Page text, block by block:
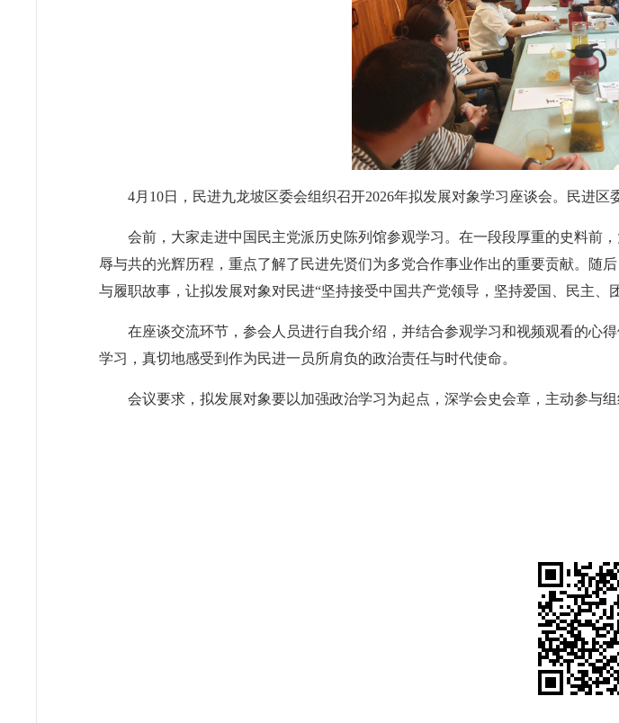
4月10日 ，民进九龙坡区委会组织召开2026年拟发展对象学习座谈会。 民进区
会前，大家走进中国 民主党派历史陈列馆参观学习。 在一段段厚重的史料前，
辱与共的光辉历程，重点了解了民进先贤们为多党合作事业作出的重要贡献。
随
与履职故事，让拟发展对象对民进“坚持接受中国共产党领导，坚持爱国、民主、
在座谈交流环节，参会人员进行自我介绍，并结合参观学习和视频观看的心
学习，真切地感受到作为民进一员所肩负的政治责任与时代使命。
会议要求，拟发展对象要以加强政治学习为起点，深学会史会章，主动参与